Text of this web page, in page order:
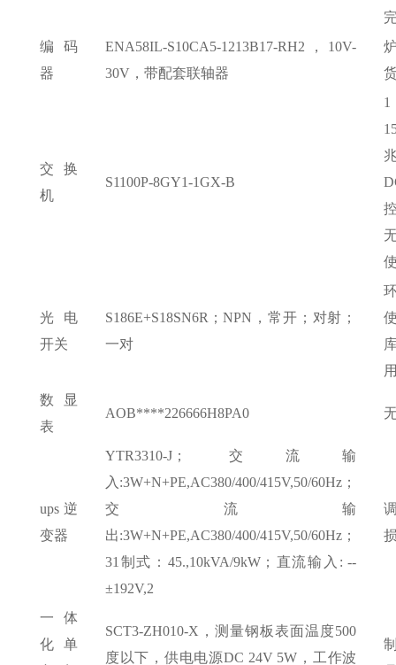
编码
器
ENA58IL-S10CA5-1213B17-RH2，10V-
30V，带配套联轴器
交换
机
S1100P-8GY1-1GX-B
光电
开关
S186E+S18SN6R；NPN，常开；对射；
一对
数显
表
AOB****226666H8PA0
ups逆
变器
YTR3310-J；交流输
入:3W+N+PE,AC380/400/415V,50/60Hz；
交流输
出:3W+N+PE,AC380/400/415V,50/60Hz；
31制式：45.,10kVA/9kW；直流输入: --
±192V,2
一体
化单
SCT3-ZH010-X，测量钢板表面温度500
度以下，供电电源DC 24V 5W，工作波